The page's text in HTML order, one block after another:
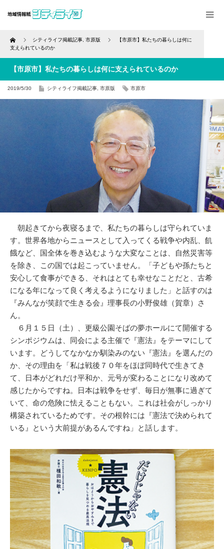
Home シティライフ掲載記事 市原版
【市原市】私たちの暮らしは何に
支えられているのか
【市原市】私たちの暮らしは何に支えられているのか
2019/5/30 シティライフ掲載記事 市原版 市原市
朝起きてから夜寝るまで、私たちの暮らしは守られていま
す。世界各地からニュースとして入ってくる戦争や内乱、飢
餓など、国全体を巻き込むような大変なことは、自然災害等
を除き、この国では起こっていません。「子どもや孫たちと
安心して食事ができる、それはとても幸せなことだと、古希
になる年になって良く考えるようになりました」と話すのは
『みんなが笑顔で生きる会』理事長の小野俊雄（賀章）さ
ん。
６月１５日（土）、更級公園そばの夢ホールにて開催する
シンポジウムは、同会による主催で『憲法』をテーマにして
います。どうしてなかなか馴染みのない『憲法』を選んだの
か、その理由を「私は戦後７０年をほぼ同時代で生きてき
て、日本がどれだけ平和か、元号が変わることになり改めて
感じたからですね。日本は戦争をせず、毎日が無事に過ぎて
いて、命の危険に怯えることもない。これは社会がしっかり
構築されているためです。その根幹には『憲法で決められて
いる』という大前提があるんですね」と話します。